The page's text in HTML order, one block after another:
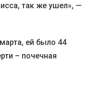
так же ушел», —
ей было 44
– почечная